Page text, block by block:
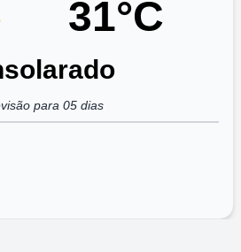
31°C
para 05 dias